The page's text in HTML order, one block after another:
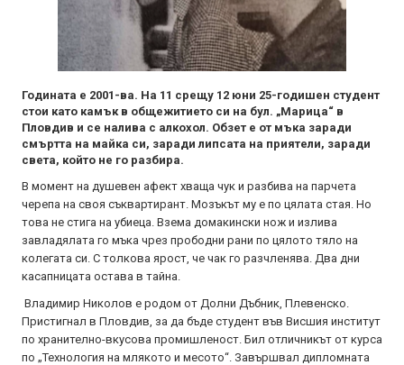
Годината е 2001-ва. На 11 срещу 12 юни 25-годишен студент
стои като камък в общежитието си на бул. „Марица“ в
Пловдив и се налива с алкохол. Обзет е от мъка заради
смъртта на майка си, заради липсата на приятели, заради
света, който не го разбира.
В момент на душевен афект хваща чук и разбива на парчета
черепа на своя съквартирант. Мозъкът му е по цялата стая. Но
това не стига на убиеца. Взeма домакински нож и излива
завладялата го мъка чрез прободни рани по цялото тяло на
колегата си. С толкова ярост, че чак го разчленява. Два дни
касапницата остава в тайна.
Владимир Николов е родом от Долни Дъбник, Плевенско.
Пристигнал в Пловдив, за да бъде студент във Висшия институт
по хранително-вкусова промишленост. Бил отличникът от курса
по „Технология на млякото и месото“. Завършвал дипломната